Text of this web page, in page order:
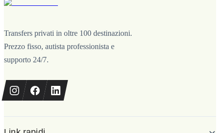
Transfers privati in oltre 100 destinazioni.
Prezzo fisso, autista professionista e
supporto 24/7.